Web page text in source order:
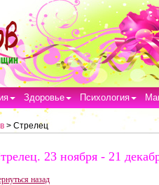
Здоровье Психология
> Стрелец
23 ноября - 21
назад